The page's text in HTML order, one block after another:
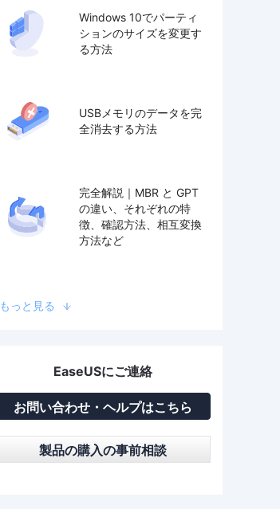
Windows 10でパーティ
ションのサイズを変更す
る方法
USBメモリのデータを完
全消去する方法
完全解説｜MBR と GPT
の違い、それぞれの特
徴、確認方法、相互変換
方法など
もっと見る
EaseUSにご連絡
お問い合わせ・ヘルプはこちら
製品の購入の事前相談